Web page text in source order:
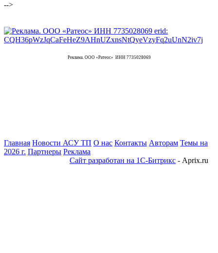
-->
Реклама. ООО «Ратеос» ИНН 7735028069
Главная Новости АСУ ТП О нас Контакты Авторам Темы на
2026 г. Партнеры Реклама
Сайт разработан на 1С-Битрикс - Aprix.ru